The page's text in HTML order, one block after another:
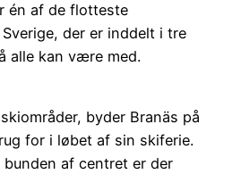
én af de flotteste
der er inddelt i tre
alle kan være med.
byder Branäs på
for i løbet af sin skiferie.
bunden af centret er der